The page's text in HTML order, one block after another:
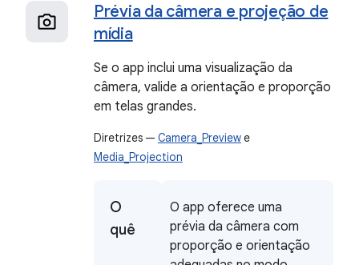
Prévia da câmera e projeção de
mídia
Se o app inclui uma visualização da
câmera, valide a orientação e proporção
em telas grandes.
Diretrizes — Camera_Previewe
Media_Projection
O
quê
O app oferece uma
prévia da câmera com
proporção e orientação